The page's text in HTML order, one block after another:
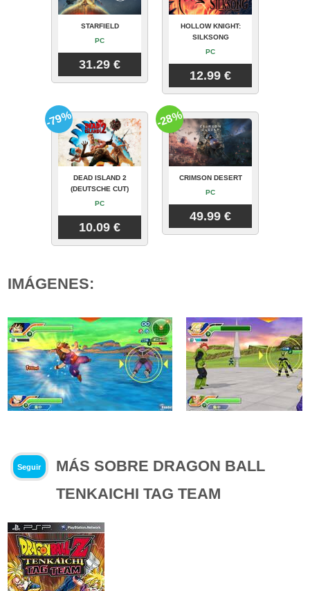
STARFIELD
PC
31.29 €
HOLLOW KNIGHT:
SILKSONG
PC
12.99 €
DEAD ISLAND 2
(DEUTSCHE CUT)
PC
10.09 €
-79%
CRIMSON DESERT
PC
49.99 €
-28%
IMÁGENES:
Seguir
MÁS SOBRE DRAGON BALL
TENKAICHI TAG TEAM